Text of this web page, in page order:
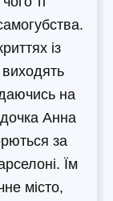
із
на
Анна
за
Їм
місто,